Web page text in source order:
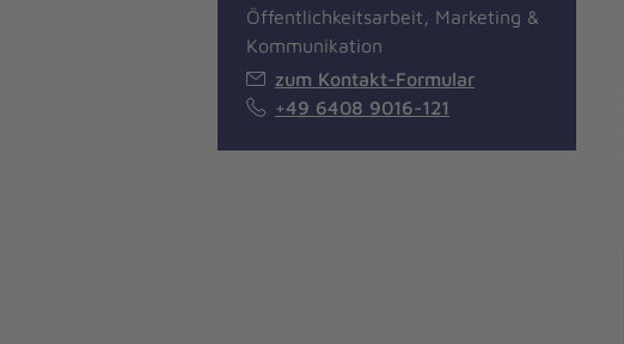
Öffentlichkeitsarbeit, Marketing &
Kommunikation
zum Kontakt-Formular
+49 6408 9016-121